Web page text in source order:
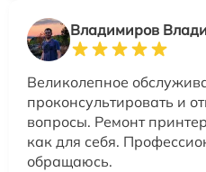
Владимиров
Великолепное
проконсультировать и
вопросы. Ремонт
как для себя.
обращаюсь.